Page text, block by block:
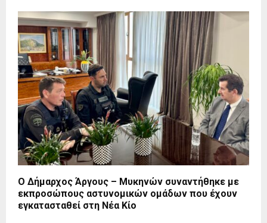
Ο Δήμαρχος Άργους – Μυκηνών συναντήθηκε με
εκπροσώπους αστυνομικών ομάδων που έχουν
εγκατασταθεί στη Νέα Κίο